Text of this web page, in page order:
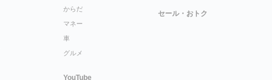
からだ
マネー
車
グルメ
YouTube
セール・おトク